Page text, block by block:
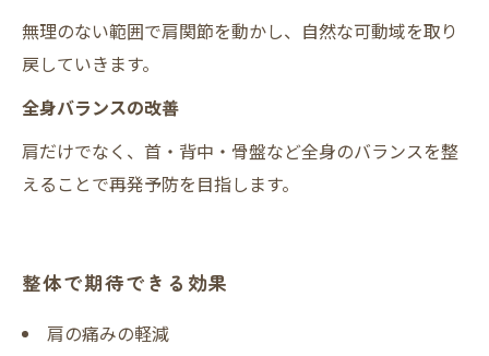
無理のない範囲で肩関節を動かし、自然な可動域を取り
戻していきます。
全身バランスの改善
肩だけでなく、首・背中・骨盤など全身のバランスを整
えることで再発予防を目指します。
整体で期待できる効果
肩の痛みの軽減